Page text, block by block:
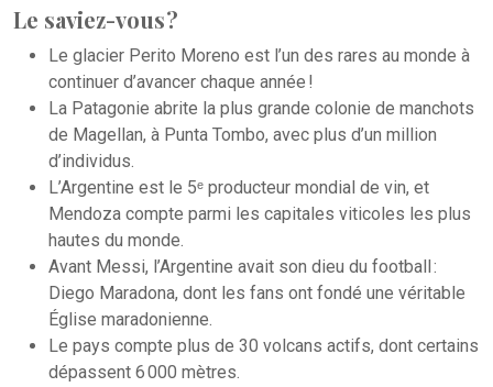
Le saviez-vous ?
Le glacier Perito Moreno est l’un des rares au monde à
continuer d’avancer chaque année !
La Patagonie abrite la plus grande colonie de manchots
de Magellan, à Punta Tombo, avec plus d’un million
d’individus.
L’Argentine est le 5ᵉ producteur mondial de vin, et
Mendoza compte parmi les capitales viticoles les plus
hautes du monde.
Avant Messi, l’Argentine avait son dieu du football :
Diego Maradona, dont les fans ont fondé une véritable
Église maradonienne.
Le pays compte plus de 30 volcans actifs, dont certains
dépassent 6 000 mètres.